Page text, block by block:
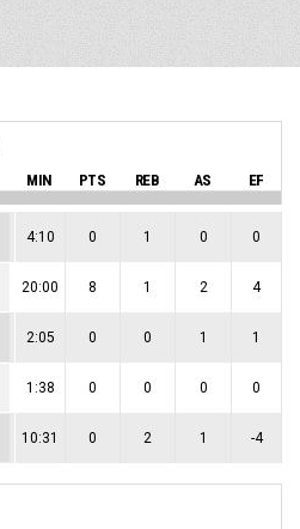
MIN PTS REB AS EF
4:10 0 1 0 0
20:00 8 1 2 4
2:05 0 0 1 1
1:38 0 0 0 0
10:31 0 2 1 -4